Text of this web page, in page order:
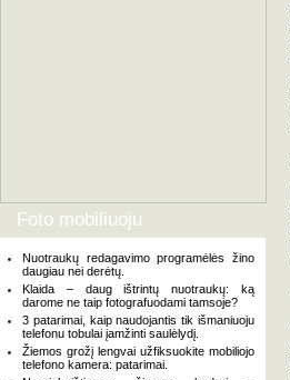
Foto mobiliuoju
Nuotraukų redagavimo programėlės žino
daugiau nei derėtų.
Klaida – daug ištrintų nuotraukų: ką
darome ne taip fotografuodami tamsoje?
3 patarimai, kaip naudojantis tik išmaniuoju
telefonu tobulai įamžinti saulėlydį.
Žiemos grožį lengvai užfiksuokite mobiliojo
telefono kamera: patarimai.